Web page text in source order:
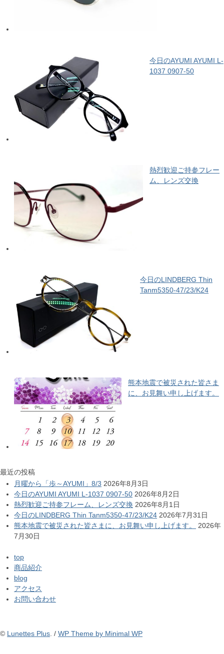
今日のAYUMI AYUMI L-
1037 0907-50
熱烈歓迎ご持参フレー
ム、レンズ交換
今日のLINDBERG Thin
Tanm5350-47/23/K24
熊本地震で被災された皆さま
に、お見舞い申し上げます。
最近の投稿
月曜から「歩～AYUMI」8/3 2026年8月3日
今日のAYUMI AYUMI L-1037 0907-50 2026年8月2日
熱烈歓迎ご持参フレーム、レンズ交換 2026年8月1日
今日のLINDBERG Thin Tanm5350-47/23/K24 2026年7月31日
熊本地震で被災された皆さまに、お見舞い申し上げます。
2026年
7月30日
top
商品紹介
blog
アクセス
お問い合わせ
© Lunettes Plus . / WP Theme by Minimal WP